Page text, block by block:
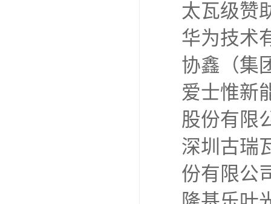
太瓦级赞
华为技术
协鑫（集
爱士惟新
股份有限
深圳古瑞
份有限公